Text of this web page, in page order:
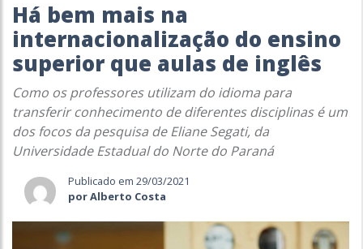
Há bem mais na
internacionalização do ensino
superior que aulas de inglês
Como os professores utilizam do idioma para
transferir conhecimento de diferentes disciplinas é um
dos focos da pesquisa de Eliane Segati, da
Universidade Estadual do Norte do Paraná
Publicado em 29/03/2021
por Alberto Costa